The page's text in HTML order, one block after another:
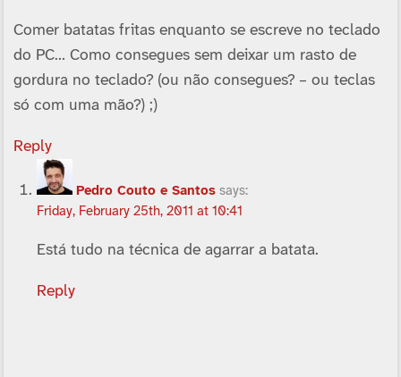
Comer batatas fritas enquanto se escreve no teclado
do PC… Como consegues sem deixar um rasto de
gordura no teclado? (ou não consegues? – ou teclas
só com uma mão?) ;)
Reply
Pedro Couto e Santos says:
Friday, February 25th, 2011 at 10:41
Está tudo na técnica de agarrar a batata.
Reply